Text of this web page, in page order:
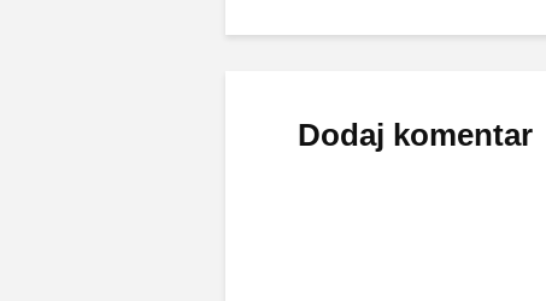
Dodaj komentar